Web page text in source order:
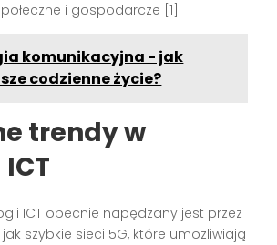
i gospodarcze [1].
komunikacyjna - jak
codzienne życie?
trendy w
ICT obecnie napędzany jest przez
szybkie sieci 5G, które umożliwiają